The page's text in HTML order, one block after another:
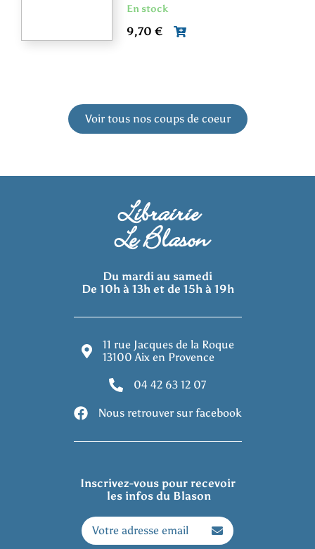
En stock
9,70 €
Voir tous nos coups de coeur
Librairie
Le Blason
Du mardi au samedi
De 10h à 13h et de 15h à 19h
11 rue Jacques de la Roque
13100 Aix en Provence
04 42 63 12 07
Nous retrouver sur facebook
Inscrivez-vous pour recevoir
les infos du Blason
Votre adresse email